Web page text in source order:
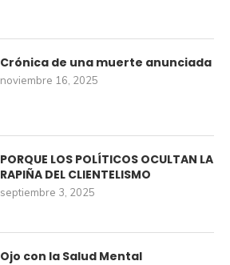
Crónica de una muerte anunciada
noviembre 16, 2025
PORQUE LOS POLÍTICOS OCULTAN LA
RAPIÑA DEL CLIENTELISMO
septiembre 3, 2025
Ojo con la Salud Mental